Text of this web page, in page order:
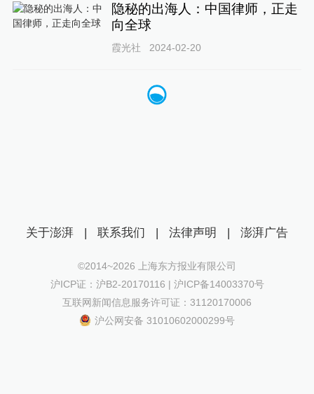
隐秘的出海人：中国律师，正走
向全球
霞光社 2024-02-20
关于澎湃 | 联系我们 | 法律声明 | 澎湃广告
©2014~2026 上海东方报业有限公司
沪ICP证：沪B2-20170116 | 沪ICP备14003370号
互联网新闻信息服务许可证：31120170006
沪公网安备 31010602000299号